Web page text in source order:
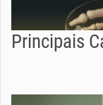
Principais